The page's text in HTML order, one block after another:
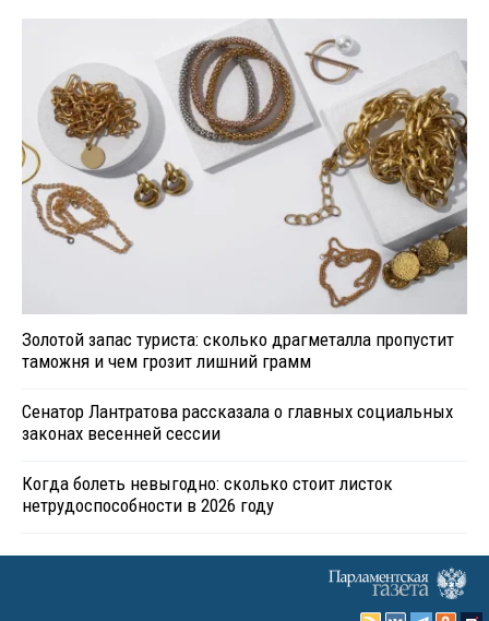
Золотой запас туриста: сколько драгметалла пропустит
таможня и чем грозит лишний грамм
Сенатор Лантратова рассказала о главных социальных
законах весенней сессии
Когда болеть невыгодно: сколько стоит листок
нетрудоспособности в 2026 году